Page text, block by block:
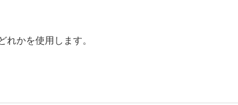
かを使用します。